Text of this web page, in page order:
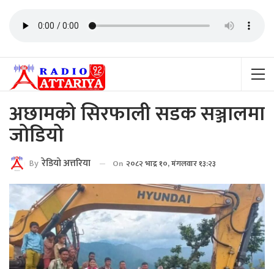
अछामको सिरफाली सडक सञ्जालमा
जोडियो
By रेडियाे अत्तरिया On २०८२ भाद्र १०, मंगलवार १३:२३